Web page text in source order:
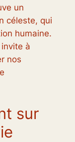
un
céleste, qui
humaine.
à
nos
sur